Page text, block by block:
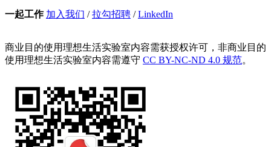
一起工作 加入我们 /拉勾招聘 /LinkedIn
商业目的使用理想生活实验室内容需获授权许可，非商业目的
使用理想生活实验室内容需遵守 CC BY-NC-ND 4.0 规范。